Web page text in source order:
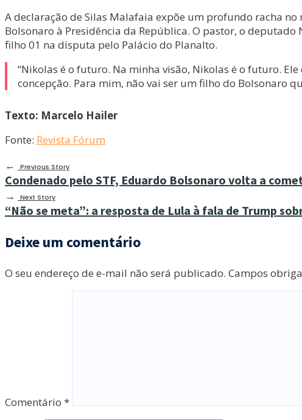
A declaração de Silas Malafaia expõe um profundo racha
Bolsonaro à Presidência da República. O pastor, o
filho 01 na disputa pelo Palácio do Planalto.
“Nikolas é o futuro. Na minha visão, Nikolas é o futuro.
concepção. Para mim, não vai ser um filho do Bolsonaro
Texto: Marcelo Hailer
Fonte: Revista Fórum
←
Previous Story
Condenado pelo STF, Eduardo Bolsonaro volta a
→ Next Story
“Não se meta”: a resposta de Lula à fala de Trump
Deixe um comentário
O seu endereço de e-mail não será publicado. Campos
Comentário *